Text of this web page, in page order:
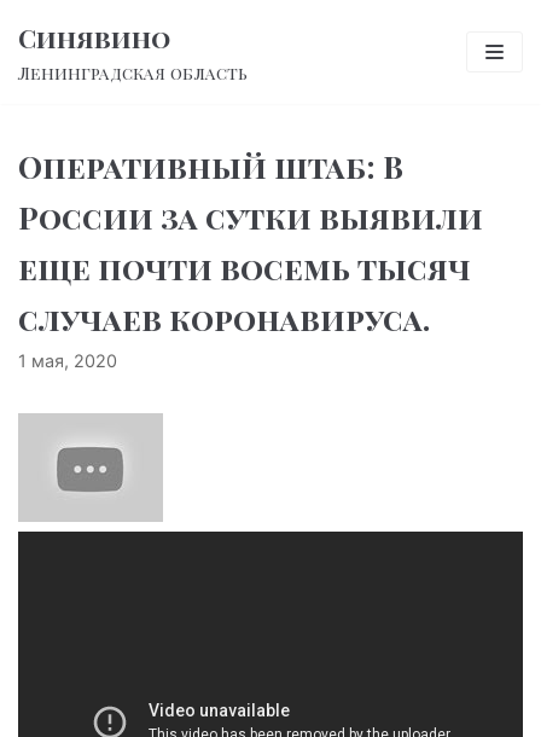
Перейти
к
Синявино
Ленинградская область
Оперативный штаб: В
России за сутки выявили
еще почти восемь тысяч
случаев коронавируса.
1 мая, 2020